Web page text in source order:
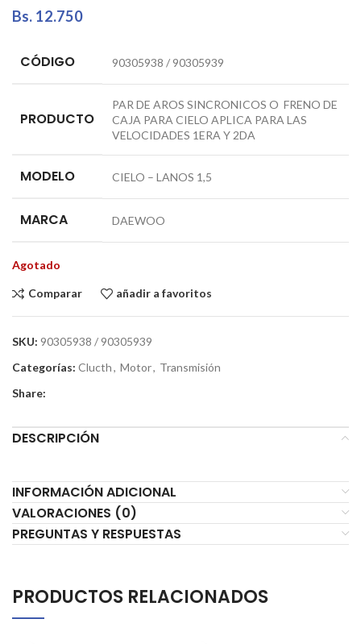
Bs. 12.750
CÓDIGO 90305938 / 90305939
PRODUCTO
PAR DE AROS SINCRONICOS O FRENO DE
CAJA PARA CIELO APLICA PARA LAS
VELOCIDADES 1ERA Y 2DA
MODELO CIELO – LANOS 1,5
MARCA DAEWOO
Agotado
Comparar añadir a favoritos
SKU: 90305938 / 90305939
Categorías: Clucth, Motor, Transmisión
Share:
DESCRIPCIÓN
INFORMACIÓN ADICIONAL
VALORACIONES (0)
PREGUNTAS Y RESPUESTAS
PRODUCTOS RELACIONADOS